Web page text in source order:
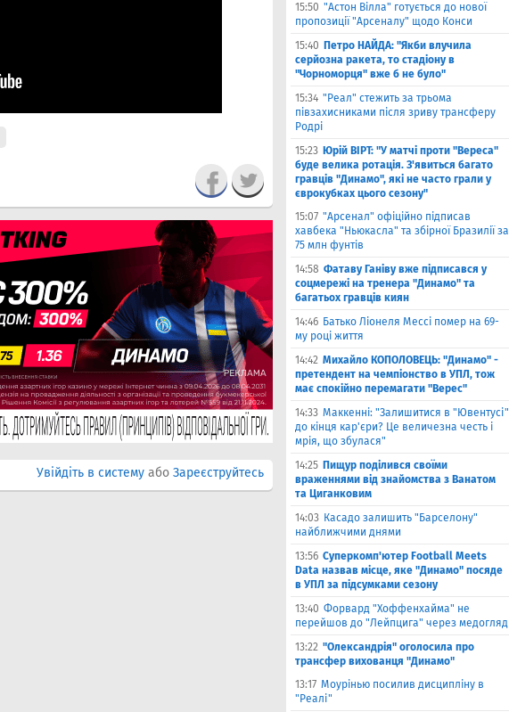
Увійдіть в систему або Зареєструйтесь
15:50 "Астон Вілла" готується до нової
пропозиції "Арсеналу" щодо Конси
15:40 Петро НАЙДА: "Якби влучила
серйозна ракета, то стадіону в
"Чорноморця" вже б не було"
15:34 "Реал" стежить за трьома
півзахисниками після зриву трансферу
Родрі
15:23 Юрій ВІРТ: "У матчі проти "Вереса"
буде велика ротація. З'явиться багато
гравців "Динамо", які не часто грали у
єврокубках цього сезону"
15:07 "Арсенал" офіційно підписав
хавбека "Ньюкасла" та збірної Бразилії за
75 млн фунтів
14:58 Фатаву Ганіву вже підписався у
соцмережі на тренера "Динамо" та
багатьох гравців киян
14:46 Батько Ліонеля Мессі помер на 69-
му році життя
14:42 Михайло КОПОЛОВЕЦЬ: "Динамо" -
претендент на чемпіонство в УПЛ, тож
має спокійно перемагати "Верес"
14:33 Маккенні: "Залишитися в "Ювентусі"
до кінця кар'єри? Це величезна честь і
мрія, що збулася"
14:25 Пищур поділився своїми
враженнями від знайомства з Ванатом
та Циганковим
14:03 Касадо залишить "Барселону"
найближчими днями
13:56 Суперкомп'ютер Football Meets
Data назвав місце, яке "Динамо" посяде
в УПЛ за підсумками сезону
13:40 Форвард "Хоффенхайма" не
перейшов до "Лейпцига" через медогляд
13:22 "Олександрія" оголосила про
трансфер вихованця "Динамо"
13:17 Моурінью посилив дисципліну в
"Реалі"